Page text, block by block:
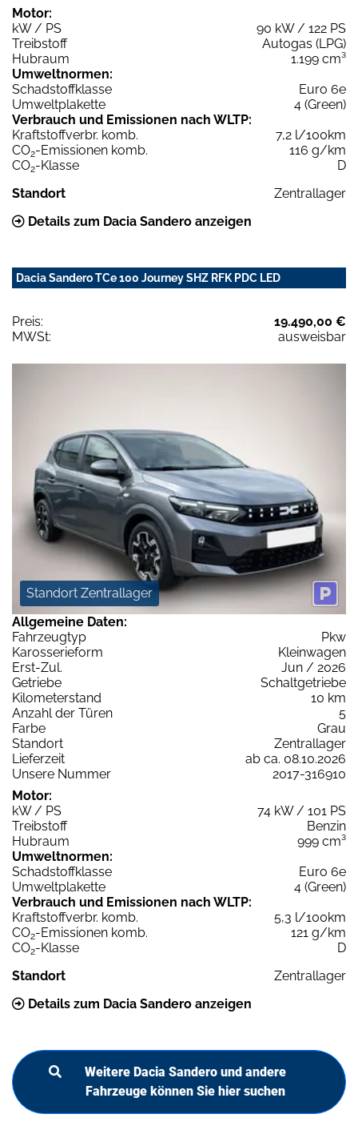
Motor:
kW / PS
90 kW / 122 PS
Treibstoff
Autogas (LPG)
Hubraum
1.199 cm³
Umweltnormen:
Schadstoffklasse
Euro 6e
Umweltplakette
4 (Green)
Verbrauch und Emissionen nach WLTP:
Kraftstoffverbr. komb.
7,2 l/100km
CO2-Emissionen komb.
116 g/km
CO2-Klasse
D
Standort
Zentrallager
Details zum Dacia Sandero anzeigen
Dacia Sandero TCe 100 Journey SHZ RFK PDC LED
Preis:
19.490,00 €
MWSt:
ausweisbar
Standort Zentrallager
Allgemeine Daten:
Fahrzeugtyp
Pkw
Karosserieform
Kleinwagen
Erst-Zul.
Jun / 2026
Getriebe
Schaltgetriebe
Kilometerstand
10 km
Anzahl der Türen
5
Farbe
Grau
Standort
Zentrallager
Lieferzeit
ab ca. 08.10.2026
Unsere Nummer
2017-316910
Motor:
kW / PS
74 kW / 101 PS
Treibstoff
Benzin
Hubraum
999 cm³
Umweltnormen:
Schadstoffklasse
Euro 6e
Umweltplakette
4 (Green)
Verbrauch und Emissionen nach WLTP:
Kraftstoffverbr. komb.
5,3 l/100km
CO2-Emissionen komb.
121 g/km
CO2-Klasse
D
Standort
Zentrallager
Details zum Dacia Sandero anzeigen
Weitere Dacia Sandero und andere
Fahrzeuge können Sie hier suchen